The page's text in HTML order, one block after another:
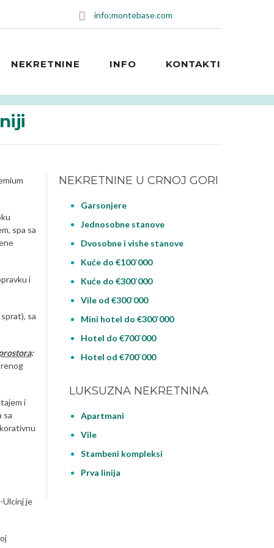
info;montebase.com
NEKRETNINE INFO KONTAKTI
spa sa
i
sa
:
i
sa
Ulcinj je
NEKRETNINE U CRNOJ GORI
Garsonjere
Jednosobne stanove
Dvosobne i vishe stanove
Kuće do €100`000
Kuće do €300`000
Vile od €300`000
Mini hotel do €300`000
Hotel do €700`000
Hotel od €700`000
LUKSUZNA NEKRETNINA
Apartmani
Vile
Stambeni kompleksi
Prva linija